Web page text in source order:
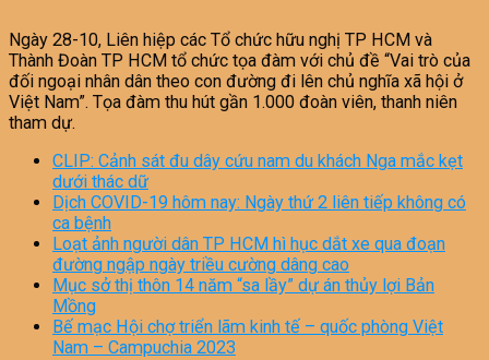
Ngày 28-10, Liên hiệp các Tổ chức hữu nghị TP HCM và
Thành Đoàn TP HCM tổ chức tọa đàm với chủ đề “Vai trò của
đối ngoại nhân dân theo con đường đi lên chủ nghĩa xã hội ở
Việt Nam”. Tọa đàm thu hút gần 1.000 đoàn viên, thanh niên
tham dự.
CLIP: Cảnh sát đu dây cứu nam du khách Nga mắc kẹt
dưới thác dữ
Dịch COVID-19 hôm nay: Ngày thứ 2 liên tiếp không có
ca bệnh
Loạt ảnh người dân TP HCM hì hục dắt xe qua đoạn
đường ngập ngày triều cường dâng cao
Mục sở thị thôn 14 năm “sa lầy” dự án thủy lợi Bản
Mồng
Bế mạc Hội chợ triển lãm kinh tế – quốc phòng Việt
Nam – Campuchia 2023